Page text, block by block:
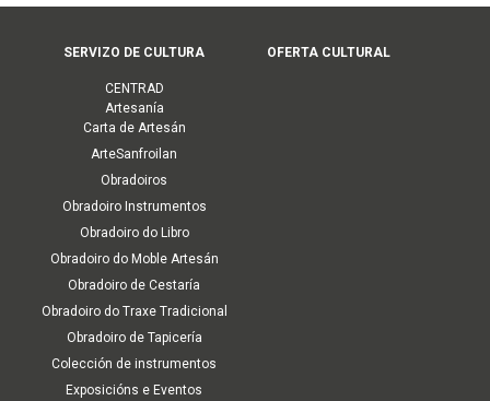
Menú
principal
(Cultura)
SERVIZO DE CULTURA
CENTRAD
Artesanía
Carta de Artesán
ArteSanfroilan
Obradoiros
Obradoiro Instrumentos
Obradoiro do Libro
Obradoiro do Moble Artesán
Obradoiro de Cestaría
Obradoiro do Traxe Tradicional
Obradoiro de Tapicería
Colección de instrumentos
Exposicións e Eventos
OFERTA CULTURAL